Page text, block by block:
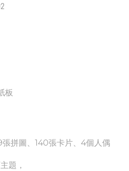
板
拼圖、140張卡片、4個人偶
題，